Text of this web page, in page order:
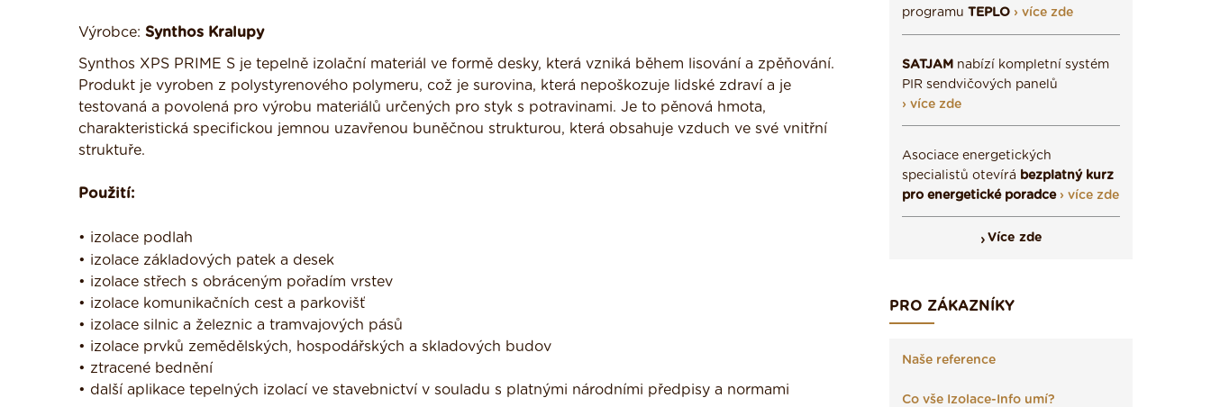
Výrobce: Synthos Kralupy
Synthos XPS PRIME S je tepelně izolační materiál ve formě desky, která vzniká během lisování a zpěňování.
Produkt je vyroben z polystyrenového polymeru, což je surovina, která nepoškozuje lidské zdraví a je
testovaná a povolená pro výrobu materiálů určených pro styk s potravinami. Je to pěnová hmota,
charakteristická specifickou jemnou uzavřenou buněčnou strukturou, která obsahuje vzduch ve své vnitřní
struktuře.
Použití:
• izolace podlah
• izolace základových patek a desek
• izolace střech s obráceným pořadím vrstev
• izolace komunikačních cest a parkovišť
• izolace silnic a železnic a tramvajových pásů
• izolace prvků zemědělských, hospodářských a skladových budov
• ztracené bednění
• další aplikace tepelných izolací ve stavebnictví v souladu s platnými národními předpisy a normami
programu TEPLO › více zde
SATJAM nabízí kompletní systém
PIR sendvičových panelů
› více zde
Asociace energetických
specialistů otevírá bezplatný kurz
pro energetické poradce › více zde
Více zde
PRO ZÁKAZNÍKY
Naše reference
Co vše Izolace-Info umí?